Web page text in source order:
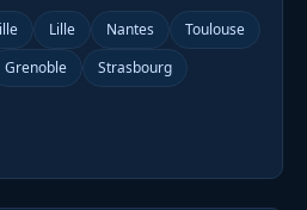
Lille Nantes
Toulouse
Grenoble
Strasbourg